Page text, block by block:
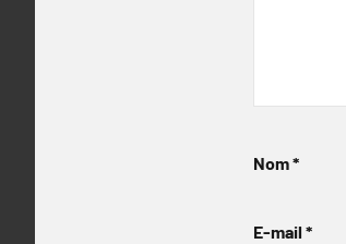
Nom*
E-mail *